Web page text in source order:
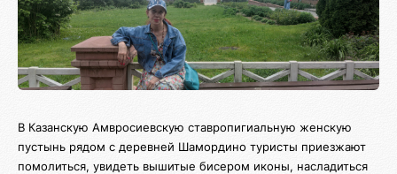
В Казанскую Амвросиевскую ставропигиальную женскую
пустынь рядом с деревней Шамордино туристы приезжают
помолиться, увидеть вышитые бисером иконы, насладиться